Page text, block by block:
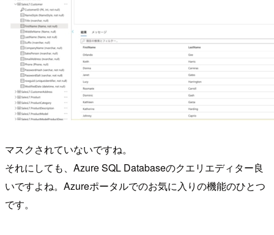
マスクされていないですね。
それにしても、Azure SQL Databaseのクエリエディター良
いですよね。Azureポータルでのお気に入りの機能のひとつ
です。